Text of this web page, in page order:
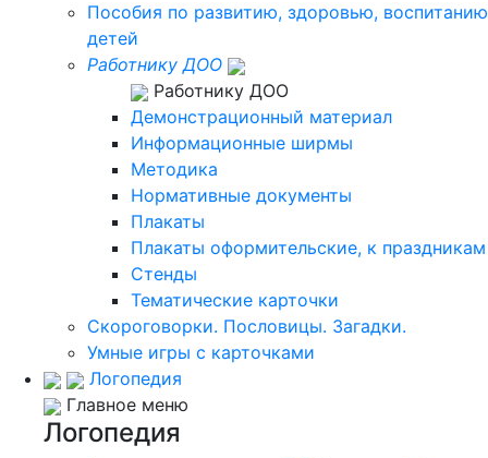
Пособия по развитию, здоровью, воспитанию
детей
Работнику ДОО
Работнику ДОО
Демонстрационный материал
Информационные ширмы
Методика
Нормативные документы
Плакаты
Плакаты оформительские, к праздникам
Стенды
Тематические карточки
Скороговорки. Пословицы. Загадки.
Умные игры с карточками
Логопедия
Главное меню
Логопедия